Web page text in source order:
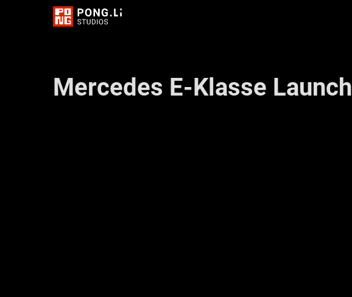
Mercedes E-Klasse Launch